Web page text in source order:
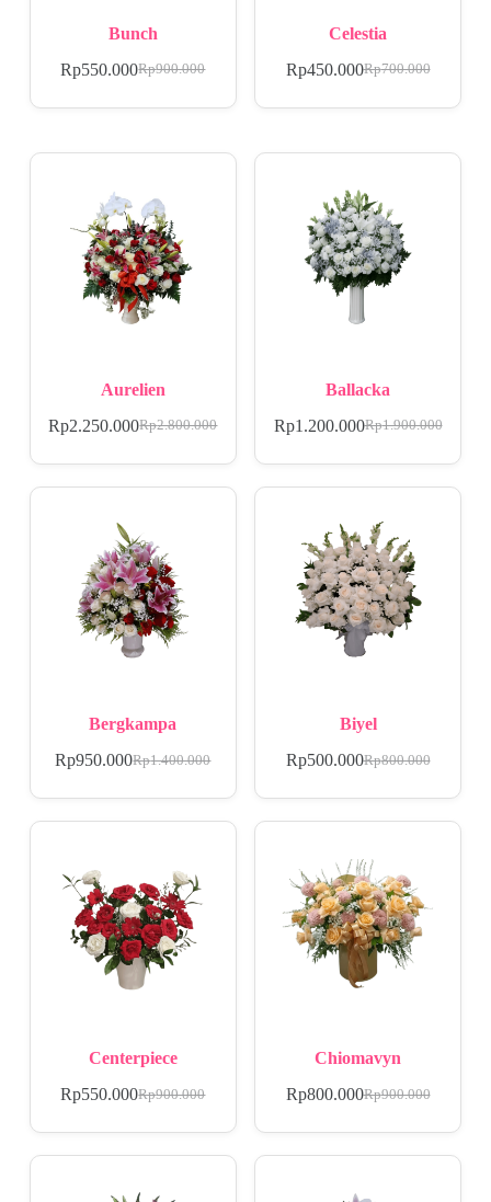
Bunch
Rp900.000
Rp550.000
Celestia
Rp700.000
Rp450.000
Aurelien
Rp2.800.000
Rp2.250.000
Ballacka
Rp1.900.000
Rp1.200.000
Bergkampa
Rp1.400.000
Rp950.000
Biyel
Rp800.000
Rp500.000
Centerpiece
Rp900.000
Rp550.000
Chiomavyn
Rp900.000
Rp800.000